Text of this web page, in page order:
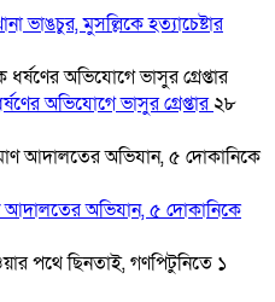
ভাঙচুর, মুসল্লিকে হত্যাচেষ্টার
অভিযোগে ভাসুর গ্রেপ্তার২৮
আদালতের অভিযান, ৫ দোকানিকে